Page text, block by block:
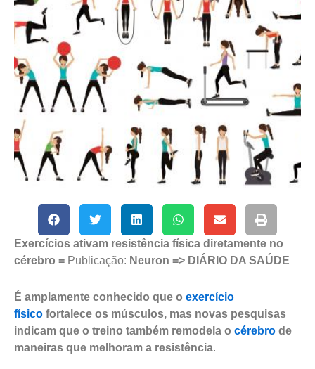
Exercícios ativam resistência física diretamente no
cérebro = Publicação: Neuron => DIÁRIO DA SAÚDE
É amplamente conhecido que o exercício
físico fortalece os músculos, mas novas pesquisas
indicam que o treino também remodela o cérebro de
maneiras que melhoram a resistência.